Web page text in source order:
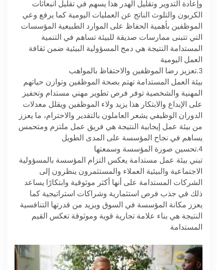
وإعادة التدوير وتقليل الهدر هذا يسهم في تقليل انبعاثات
الكربون والتلوث الناتج عن العمليات اليومية كما يرفع وعي
الموظفين بأهمية الحفاظ على الموارد الطبيعية المؤسسات
التي تتبنى ممارسات صديقة للبيئة تساهم في التنمية
المستدامة النتيجة هي دمج المسؤولية البيئية ضمن ثقافة
العمل اليومية
.3تعزيز رضا الموظفين والاحتفاظ بالمواهب
بيئة العمل المستدامة تهتم بصحة الموظفين وتوازن حياتهم
المهنية والشخصية توفر فرص تطوير مهني مستدام وتحفيز
على الإبداع والابتكار هذا يزيد ولاء الموظفين ويقلل معدلات
الدوران الوظيفي يشعر العاملون بالتقدير والاحترام، ما يعزز
من بيئة عمل إيجابية النتيجة هي فريق عمل ملتزم ومتحمس
يساهم في نجاح المؤسسة على المدى الطويل
.4تحسين صورة المؤسسة وسمعتها
تبني بيئة عمل مستدامة يعكس التزام المؤسسة بالمسؤولية
الاجتماعية والبيئية العملاء والمستثمرون ينظرون إلى
الشركات المستدامة على أنها أكثر موثوقية وابتكارًا يساعد
ذلك في جذب فرص استثمارية وشراكات استراتيجية كما
يعزز مكانة المؤسسة في السوق ويزيد من قدرتها التنافسية
النتيجة هي بناء علامة تجارية قوية وموثوقة تعكس القيم
المستدامة